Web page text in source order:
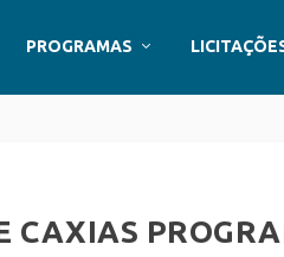
PROGRAMAS
CAXIAS